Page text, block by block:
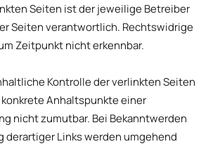
Seiten ist der jeweilige Betreiber
Seiten verantwortlich. Rechtswidrige
Zeitpunkt nicht erkennbar.
Kontrolle der verlinkten Seiten
Anhaltspunkte einer
nicht zumutbar. Bei Bekanntwerden
derartiger Links werden umgehend